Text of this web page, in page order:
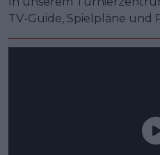
TV-Guide, Spielpläne und